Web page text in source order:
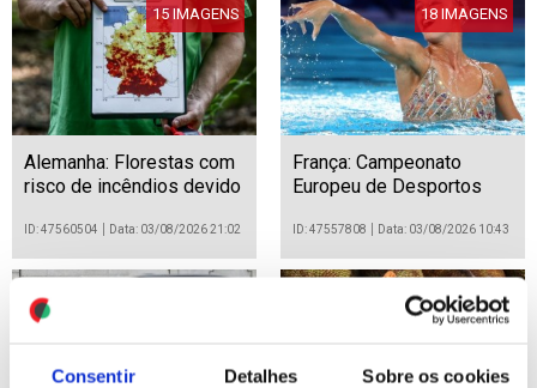
Consentir Detalhes Sobre os cookies
15 IMAGENS
Alemanha: Florestas com
risco de incêndios devido
ID: 47560504 Data: 03/08/2026 21:02
18 IMAGENS
França: Campeonato
Europeu de Desportos
ID: 47557808 Data: 03/08/2026 10:43
14 IMAGENS